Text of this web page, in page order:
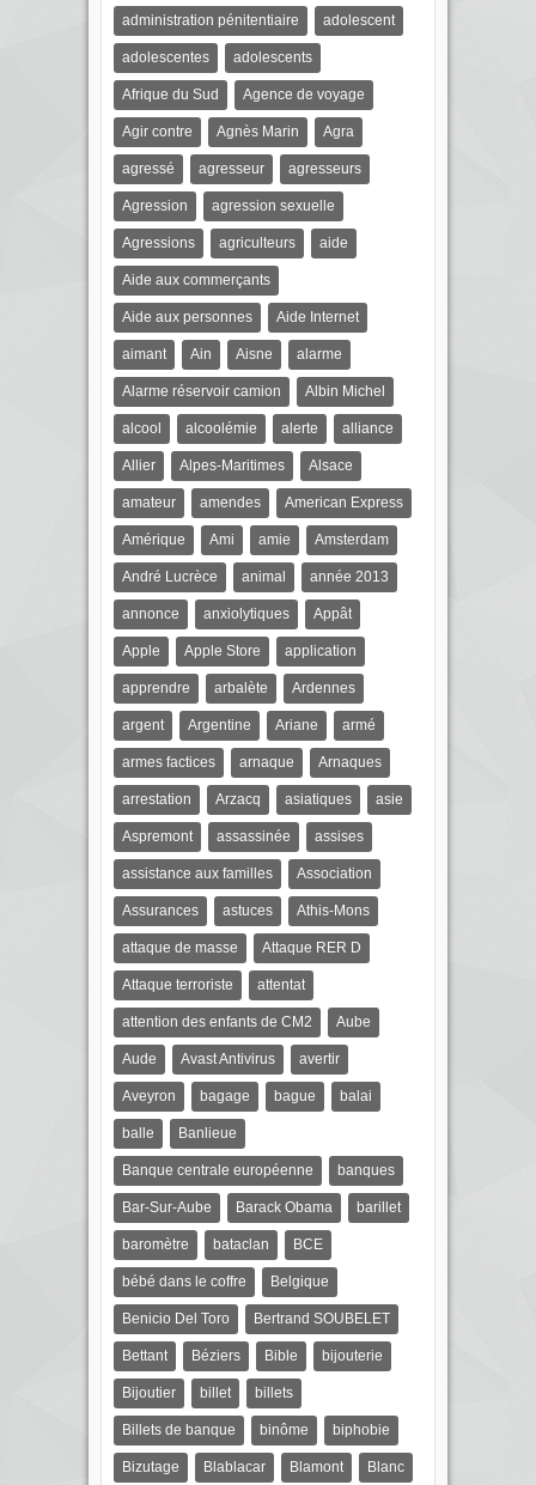
administration pénitentiaire adolescent
adolescentes adolescents
Afrique du Sud Agence de voyage
Agir contre Agnès Marin Agra
agressé agresseur agresseurs
Agression agression sexuelle
Agressions agriculteurs aide
Aide aux commerçants
Aide aux personnes Aide Internet
aimant Ain Aisne alarme
Alarme réservoir camion Albin Michel
alcool alcoolémie alerte alliance
Allier Alpes-Maritimes Alsace
amateur amendes American Express
Amérique Ami amie Amsterdam
André Lucrèce animal année 2013
annonce anxiolytiques Appât
Apple Apple Store application
apprendre arbalète Ardennes
argent Argentine Ariane armé
armes factices arnaque Arnaques
arrestation Arzacq asiatiques asie
Aspremont assassinée assises
assistance aux familles Association
Assurances astuces Athis-Mons
attaque de masse Attaque RER D
Attaque terroriste attentat
attention des enfants de CM2 Aube
Aude Avast Antivirus avertir
Aveyron bagage bague balai
balle Banlieue
Banque centrale européenne banques
Bar-Sur-Aube Barack Obama barillet
baromètre bataclan BCE
bébé dans le coffre Belgique
Benicio Del Toro Bertrand SOUBELET
Bettant Béziers Bible bijouterie
Bijoutier billet billets
Billets de banque binôme biphobie
Bizutage Blablacar Blamont Blanc